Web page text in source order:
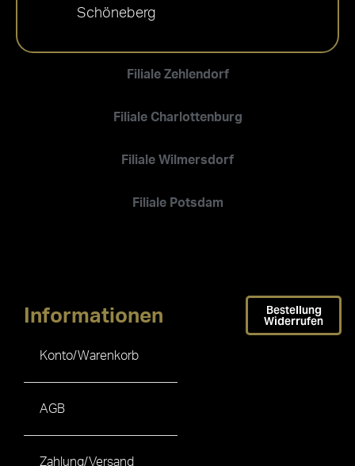
Filiale Zehlendorf
Filiale Charlottenburg
Filiale Wilmersdorf
Filiale Potsdam
Schöneberg
Informationen
Konto/Warenkorb
AGB
Zahlung/Versand
Bestellung
Widerrufen